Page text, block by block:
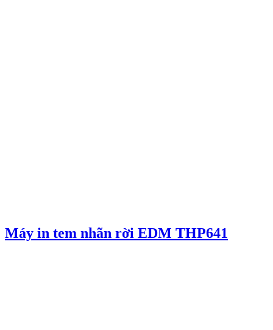
Máy in tem nhãn rời EDM THP641